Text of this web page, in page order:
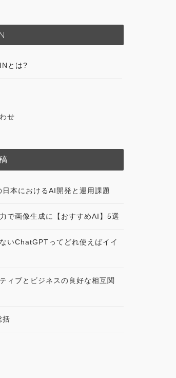
とは?
せ
本におけるAI開発と運用課題
で画像生成に【おすすめAI】5選
いChatGPTってどれ使えばイイ
ィブとビジネスの良好な相互関
括